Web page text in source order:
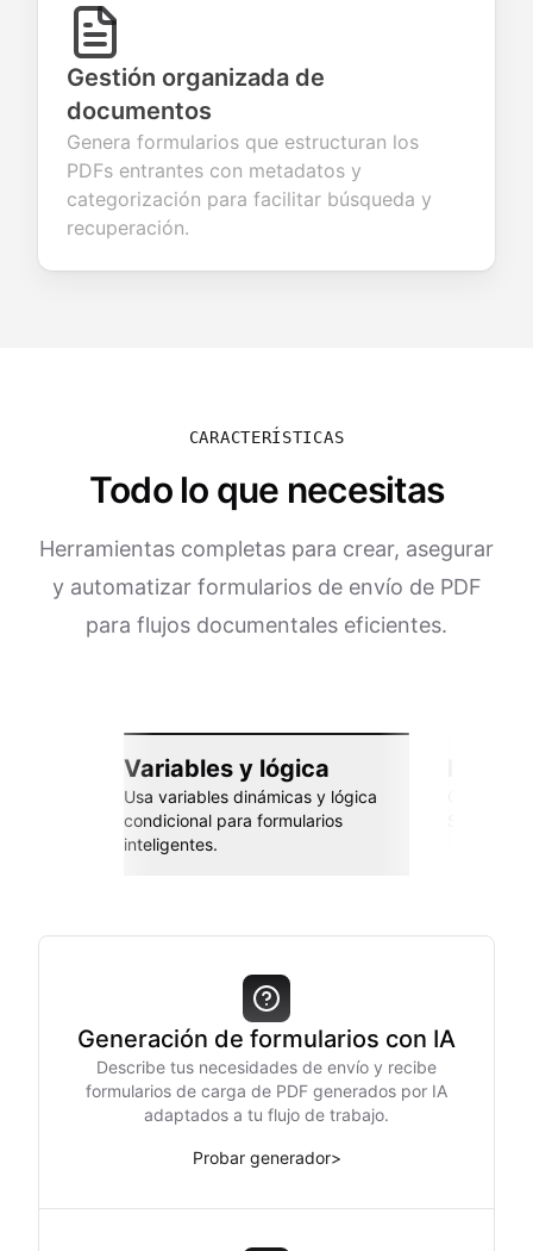
Gestión organizada de
documentos
Genera formularios que estructuran los
PDFs entrantes con metadatos y
categorización para facilitar búsqueda y
recuperación.
CARACTERÍSTICAS
Todo lo que necesitas
Herramientas completas para crear, asegurar
y automatizar formularios de envío de PDF
para flujos documentales eficientes.
Variables y lógica
Usa variables dinámicas y lógica
condicional para formularios
inteligentes.
Generación de formularios con IA
Describe tus necesidades de envío y recibe
formularios de carga de PDF generados por IA
adaptados a tu flujo de trabajo.
Probar generador>